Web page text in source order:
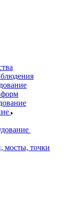
мосты, точки